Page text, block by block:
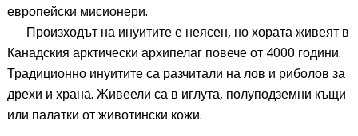
европейски мисионери.
Произходът на инуитите е неясен, но хората живеят в
Канадския арктически архипелаг повече от 4000 години.
Традиционно инуитите са разчитали на лов и риболов за
дрехи и храна. Живеели са в иглута, полуподземни къщи
или палатки от животински кожи.